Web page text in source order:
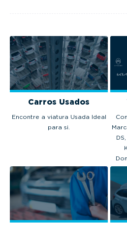
Carros Usados
Encontre a viatura Usada Ideal
para si.